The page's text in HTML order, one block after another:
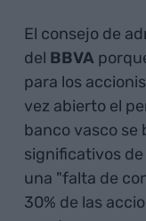
El consejo de
del BBVA
para los
vez abierto el
banco vasco se
significativos de
una "falta de
30% de las